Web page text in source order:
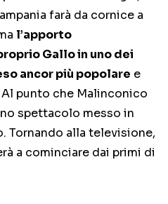
farà da cornice a
l’apporto
Gallo in uno dei
ancor più popolare e
punto che Malinconico
spettacolo messo in
Tornando alla televisione,
a cominciare dai primi di